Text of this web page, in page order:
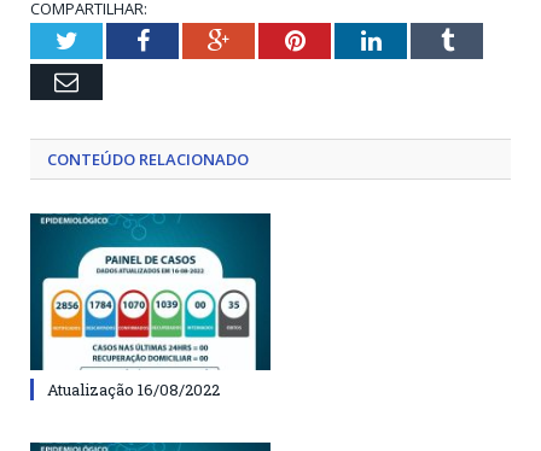
COMPARTILHAR:
TwitterFacebookGoogle+PinterestLinkedInTumblr
Email
CONTEÚDO RELACIONADO
Atualização 16/08/2022